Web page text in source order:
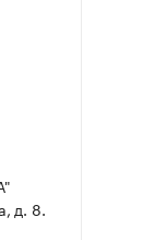
д. 8.